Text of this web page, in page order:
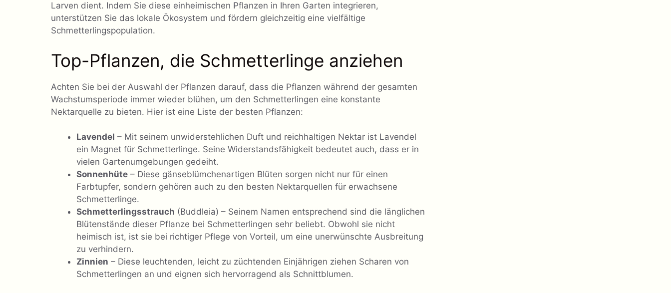
Larven dient. Indem Sie diese einheimischen Pflanzen in Ihren Garten integrieren,
unterstützen Sie das lokale Ökosystem und fördern gleichzeitig eine vielfältige
Schmetterlingspopulation.
Top-Pflanzen, die Schmetterlinge anziehen
Achten Sie bei der Auswahl der Pflanzen darauf, dass die Pflanzen während der gesamten
Wachstumsperiode immer wieder blühen, um den Schmetterlingen eine konstante
Nektarquelle zu bieten. Hier ist eine Liste der besten Pflanzen:
Lavendel – Mit seinem unwiderstehlichen Duft und reichhaltigen Nektar ist Lavendel
ein Magnet für Schmetterlinge. Seine Widerstandsfähigkeit bedeutet auch, dass er in
vielen Gartenumgebungen gedeiht.
Sonnenhüte – Diese gänseblümchenartigen Blüten sorgen nicht nur für einen
Farbtupfer, sondern gehören auch zu den besten Nektarquellen für erwachsene
Schmetterlinge.
Schmetterlingsstrauch (Buddleia) – Seinem Namen entsprechend sind die länglichen
Blütenstände dieser Pflanze bei Schmetterlingen sehr beliebt. Obwohl sie nicht
heimisch ist, ist sie bei richtiger Pflege von Vorteil, um eine unerwünschte Ausbreitung
zu verhindern.
Zinnien – Diese leuchtenden, leicht zu züchtenden Einjährigen ziehen Scharen von
Schmetterlingen an und eignen sich hervorragend als Schnittblumen.